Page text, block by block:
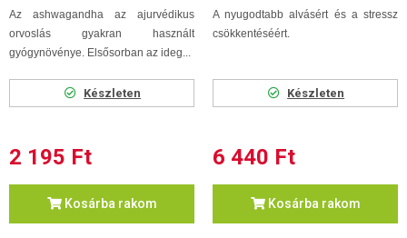
Az ashwagandha az ajurvédikus
orvoslás gyakran használt
gyógynövénye. Elsősorban az ideg...
Készleten
2 195 Ft
Kosárba rakom
A nyugodtabb alvásért és a stressz
csökkentéséért.
Készleten
6 440 Ft
Kosárba rakom